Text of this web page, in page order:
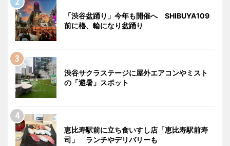
「渋谷盆踊り」今年も開催へ SHIBUYA109
前に櫓、輪になり盆踊り
渋谷サクラステージに屋外エアコンやミスト
の「避暑」スポット
恵比寿駅前に立ち食いすし店「恵比寿駅前寿
司」 ランチやデリバリーも